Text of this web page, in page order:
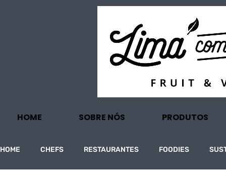
HOME SOBRE NÓS PRODUTOS
HOME CHEFS RESTAURANTES FOODIES